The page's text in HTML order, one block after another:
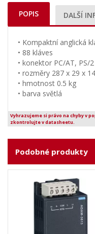
POPIS DALŠÍ
• Kompaktní anglická
• 88 kláves
• konektor PC/AT, PS/2
• rozměry 287 x 29 x
• hmotnost 0.5 kg
• barva světlá
Vyhrazujeme si právo na chyby v
zkontrolujte v datasheetu.
Podobné produkty